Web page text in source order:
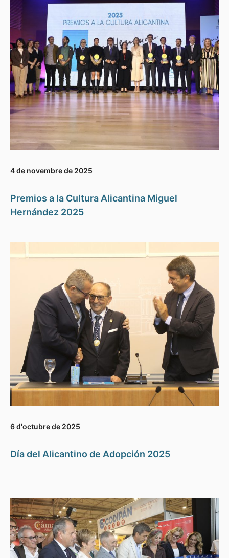
4 de novembre de 2025
Premios a la Cultura Alicantina Miguel
Hernández 2025
6 d'octubre de 2025
Día del Alicantino de Adopción 2025